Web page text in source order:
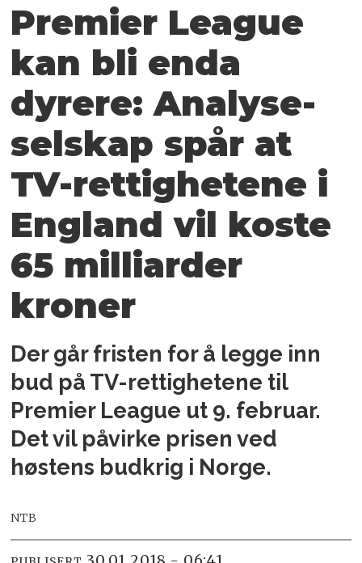
Premier League
kan bli enda
dyrere: Analyse­
selskap spår at
TV-rettighetene i
England vil koste
65 milliarder
kroner
Der går fristen for å legge inn
bud på TV-rettighetene til
Premier League ut 9. februar.
Det vil påvirke prisen ved
høstens budkrig i Norge.
NTB